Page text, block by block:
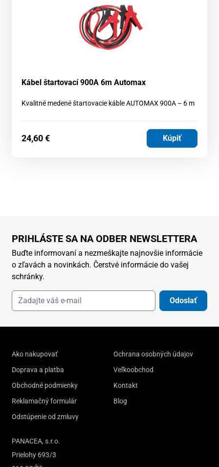
Kábel štartovací 900A 6m Automax
Kvalitné medené štartovacie káble AUTOMAX 900A – 6 m
24,60€ Kúpiť
PRIHLÁSTE SA NA ODBER NEWSLETTERA
Buďte informovaní a nezmeškajte najnovšie informácie
o zľavách a novinkách. Čerstvé informácie do vašej
schránky.
Odoslať
Ako nakupovať
Doprava a platba
Obchodné podmienky
Reklamačný formulár
Odstúpenie od zmluvy
Ochrana osobných údajov
Veľkoobchod
Kontakt
Blog
PANACEA, s.r.o.
Prielohy 693/3